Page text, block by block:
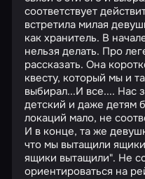
соответствует
встретила милая
как хранитель. В
нельзя делать. Про
рассказать. Она
квесту, который мы и
выбирал...И все.... Нас
детский и даже детям
локаций мало, не
И в конце, та же
что мы вытащили
ящики вытащили". Не
ориентироваться на